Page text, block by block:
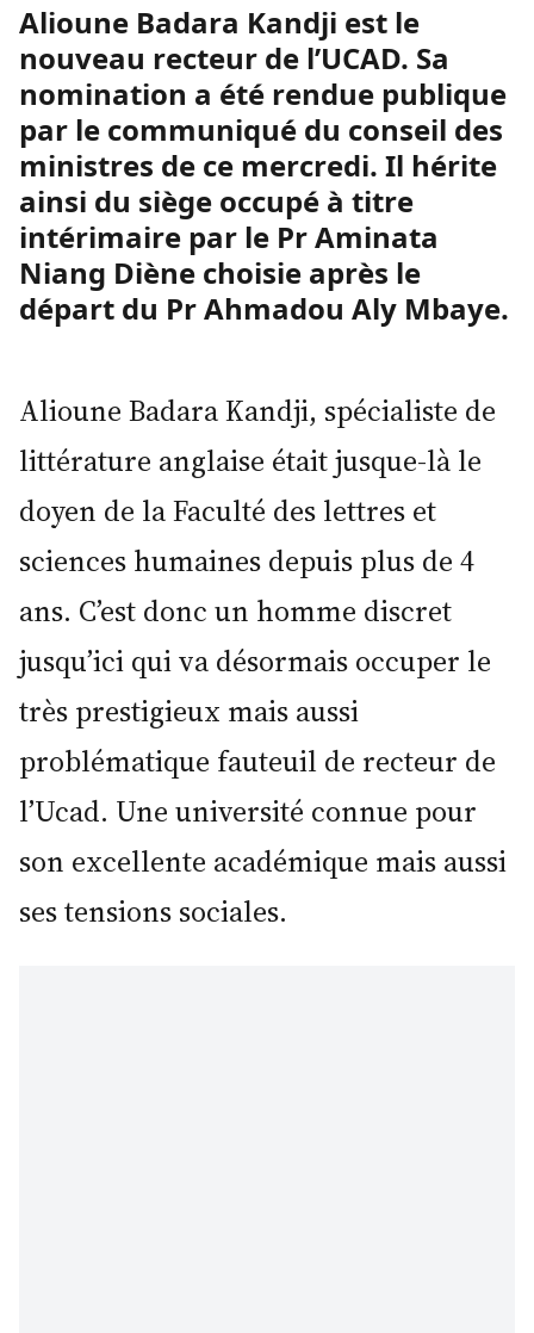
Alioune Badara Kandji est le
nouveau recteur de l’UCAD. Sa
nomination a été rendue publique
par le communiqué du conseil des
ministres de ce mercredi. Il hérite
ainsi du siège occupé à titre
intérimaire par le Pr Aminata
Niang Diène choisie après le
départ du Pr Ahmadou Aly Mbaye.
Alioune Badara Kandji, spécialiste de
littérature anglaise était jusque-là le
doyen de la Faculté des lettres et
sciences humaines depuis plus de 4
ans. C’est donc un homme discret
jusqu’ici qui va désormais occuper le
très prestigieux mais aussi
problématique fauteuil de recteur de
l’Ucad. Une université connue pour
son excellente académique mais aussi
ses tensions sociales.